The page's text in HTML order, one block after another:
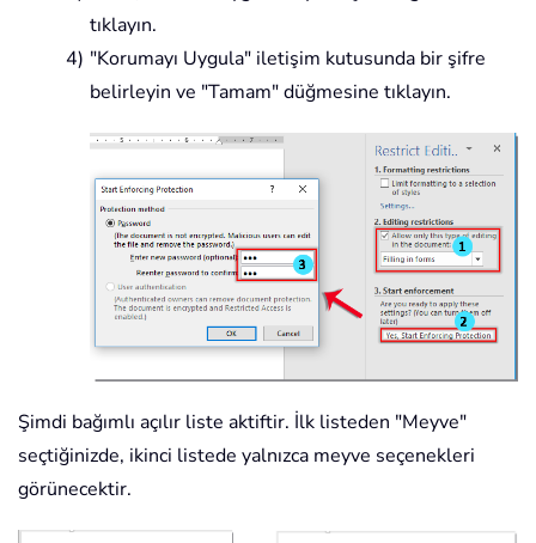
tıklayın.
"Korumayı Uygula" iletişim kutusunda bir şifre
belirleyin ve "Tamam" düğmesine tıklayın.
Şimdi bağımlı açılır liste aktiftir. İlk listeden "Meyve"
seçtiğinizde, ikinci listede yalnızca meyve seçenekleri
görünecektir.